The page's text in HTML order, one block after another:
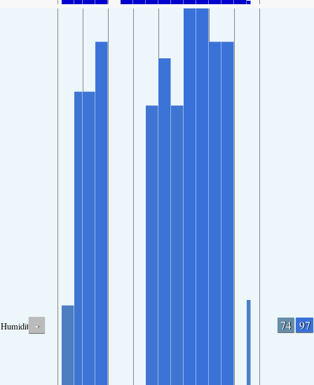
Humidity - 74 97